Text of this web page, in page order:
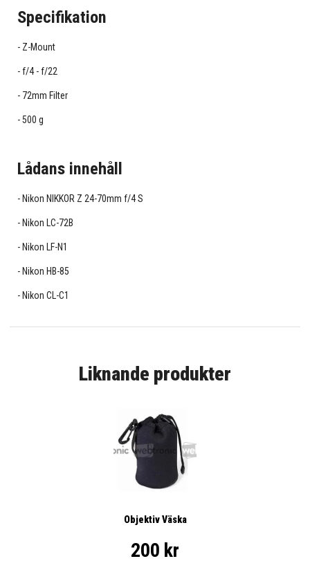
Specifikation
Z-Mount
f/4 - f/22
72mm Filter
500 g
Lådans innehåll
Nikon NIKKOR Z 24-70mm f/4 S
Nikon LC-72B
Nikon LF-N1
Nikon HB-85
Nikon CL-C1
Liknande produkter
Objektiv Väska
200 kr